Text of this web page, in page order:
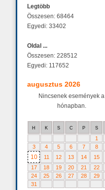
Legtöbb
Összesen: 68464
Egyedi: 33402
Oldal ...
Összesen: 228512
Egyedi: 117652
augusztus 2026
Nincsenek események a
hónapban.
H K S C P S
1
3
4 5 6 7 8
10 11 12 13 14 15
17
18 19 20 21 22
24
25 26 27 28 29
31